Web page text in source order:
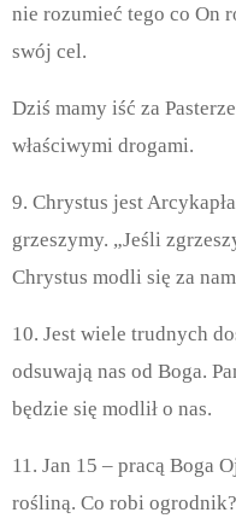
nie rozumieć tego co On
swój cel.
Dziś mamy iść za
właściwymi drogami.
9. Chrystus jest
grzeszymy. „Jeśli
Chrystus modli się za
10. Jest wiele trudnych
odsuwają nas od Boga.
będzie się modlił o nas.
11. Jan 15 – pracą Boga
rośliną. Co robi